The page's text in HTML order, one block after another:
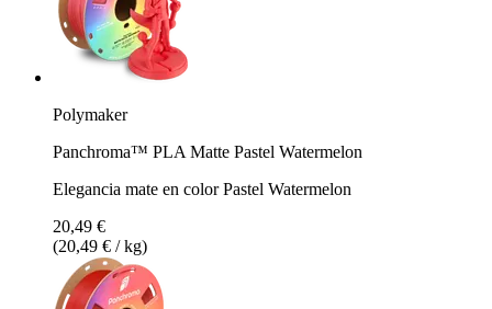
Polymaker
Panchroma™ PLA Matte Pastel Watermelon
Elegancia mate en color Pastel Watermelon
20,49 €
(20,49 € / kg)